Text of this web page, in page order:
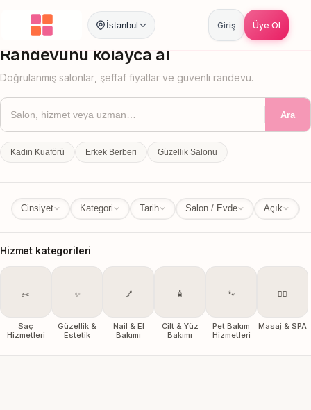
İstanbul Giriş Üye Ol
İstanbul
Randevunu kolayca al
Doğrulanmış salonlar, şeffaf fiyatlar ve güvenli randevu.
Ara
Kadın Kuaförü Erkek Berberi Güzellik Salonu
Cinsiyet Kategori Tarih Salon / Evde Açık
Hizmet kategorileri
✂️
Saç
Hizmetleri
✨
Güzellik &
Estetik
💅
Nail & El
Bakımı
🧴
Cilt & Yüz
Bakımı
🐾
Pet Bakım
Hizmetleri
💆‍♀️
Masaj & SPA